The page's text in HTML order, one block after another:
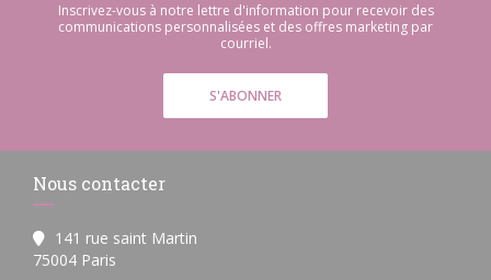
Inscrivez-vous à notre lettre d'information pour recevoir des
communications personnalisées et des offres marketing par
courriel.
S'ABONNER
Nous contacter
141 rue saint Martin
75004 Paris